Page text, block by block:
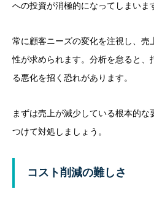
への投資が消極的になってしまいま
常に顧客ニーズの変化を注視し、売
性が求められます。分析を怠ると、
る悪化を招く恐れがあります。
まずは売上が減少している根本的
つけて対処しましょう。
コスト削減の難しさ